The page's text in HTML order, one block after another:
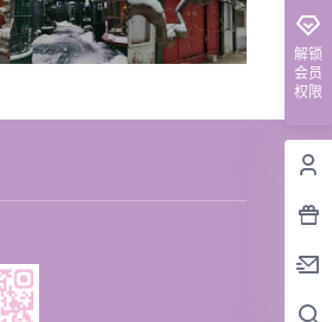
解锁
会员
权限